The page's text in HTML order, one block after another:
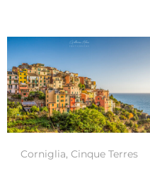
Corniglia, Cinque Terres